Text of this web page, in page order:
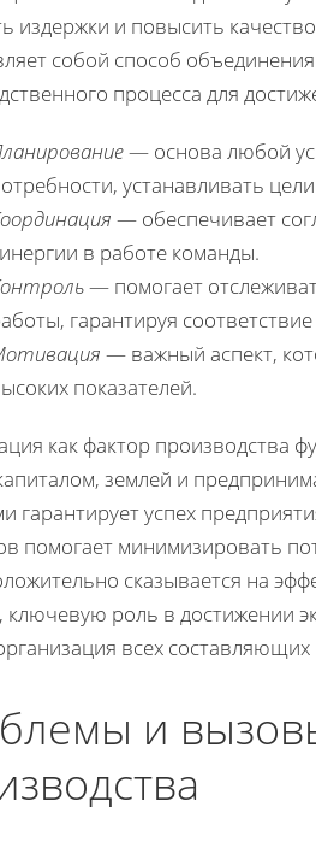
издержки и повысить
собой способ
процесса для
— основа любой
устанавливать
— обеспечивает
в работе команды.
— помогает
гарантируя
— важный аспект,
показателей.
как фактор производства
землей и
гарантирует успех
помогает минимизировать
сказывается на
ключевую роль в достижении
всех составляющих
и